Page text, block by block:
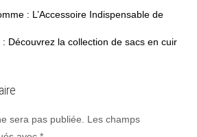
: L’Accessoire Indispensable de
Découvrez la collection de sacs en cuir
sera pas publiée.
Les champs